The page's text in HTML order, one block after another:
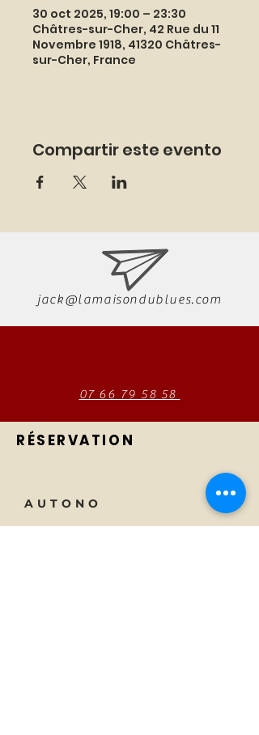
30 oct 2025, 19:00 – 23:30
Châtres-sur-Cher, 42 Rue du 11
Novembre 1918, 41320 Châtres-
sur-Cher, France
Compartir este evento
jack@lamaisondublues.com
07 66 79 58 58
RÉSERVATION
AUTONO